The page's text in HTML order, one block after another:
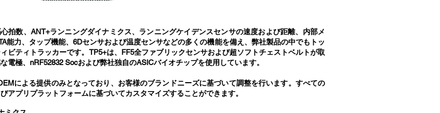
拍数、ANT+ランニングダイナミクス、ランニングケイデンスセンサの速度および距離、内部メ
能力、タップ機能、6Dセンサおよび温度センサなどの多くの機能を備え、弊社製品の中でもトッ
ビティトラッカーです。TP5+は、FF5全ファブリックセンサおよび超ソフトチェストベルトが取
電極、nRF52832 Socおよび弊社独自のASICバイオチップを使用しています。
による提供のみとなっており、お客様のブランドニーズに基づいて調整を行います。すべての
アプリプラットフォームに基づいてカスタマイズすることができます。